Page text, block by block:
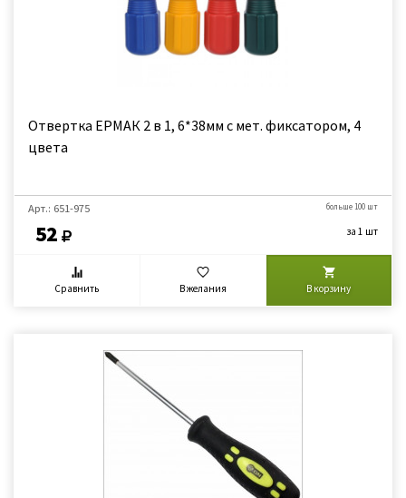
Отвертка ЕРМАК 2 в 1, 6*38мм с мет. фиксатором, 4
цвета
Арт.: 651-975
52
больше 100 шт
за 1 шт
Сравнить В желания В корзину